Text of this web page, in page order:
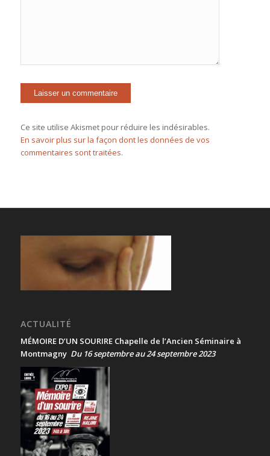
Ce site utilise Akismet pour réduire les indésirables.
En savoir plus sur la façon dont les données de vos
commentaires sont traitées.
ACTUALITÉ
MÉMOIRE D’UN SOURIRE Chapelle de l’Ancien Séminaire à
Montmagny Du 16 septembre au 24 septembre 2023